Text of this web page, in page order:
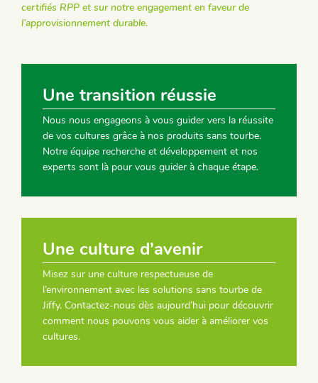
certifiés RPP et sur notre engagement en faveur de
l’approvisionnement durable.
Une transition réussie
Nous nous engageons à vous guider vers la réussite
de vos cultures grâce à nos produits sans tourbe.
Notre équipe recherche et développement et nos
experts sont là pour vous guider à chaque étape.
Une culture d’avenir
Misez sur une culture respectueuse de
l’environnement avec les solutions sans tourbe de
Jiffy. Contactez-nous dès aujourd’hui pour découvrir
comment nous pouvons vous aider à améliorer vos
cultures.